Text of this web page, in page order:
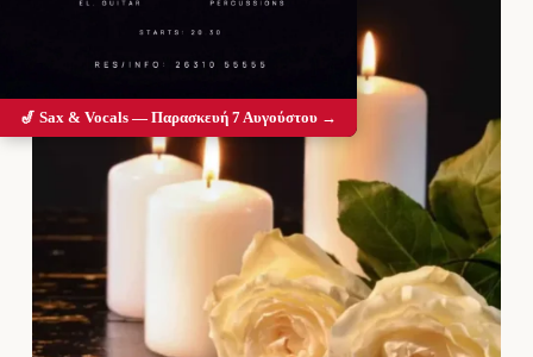
🎷 Sax & Vocals — Παρασκευή 7 Αυγούστου →